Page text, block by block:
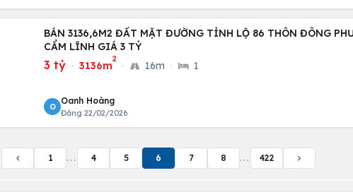
BÁN 3136,6M2 ĐẤT MẶT ĐƯỜNG TỈNH LỘ 86 THÔN ĐÔNG PHƯƠNG, XÃ
CẨM LĨNH GIÁ 3 TỶ
3 tỷ · 3136m
2
· 16m · 1
O
Oanh Hoàng
Đăng 22/02/2026
1 ... 4 5 6 7 8 ... 422